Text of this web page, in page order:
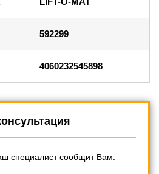
592299
4060232545898
специалист сообщит Вам: